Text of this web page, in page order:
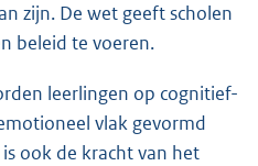
zijn. De wet geeft scholen
beleid te voeren.
leerlingen op cognitief-
vlak gevormd
ook de kracht van het